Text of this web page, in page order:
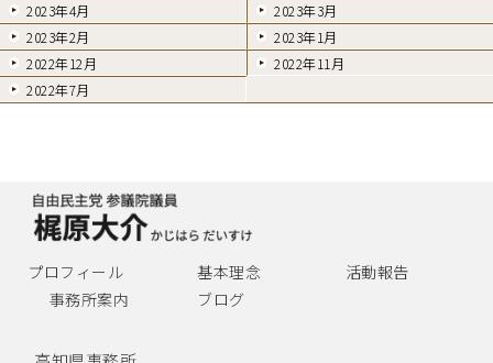
2023年4月
2023年3月
2023年2月
2023年1月
2022年12月
2022年11月
2022年7月
プロフィール 基本理念
活動報告
事務所案内
ブログ